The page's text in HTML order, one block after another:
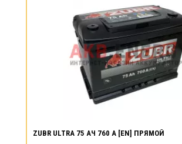
ZUBR ULTRA 75 АЧ 760 А [EN] ПРЯМОЙ